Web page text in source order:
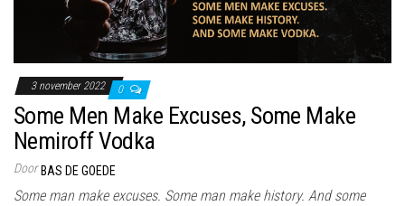
3 november 2022 0
Some Men Make Excuses, Some Make
Nemiroff Vodka
Door BAS DE GOEDE
Some man make excuses. Some man make history. And some